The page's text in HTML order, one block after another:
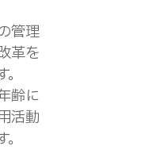
管理
革を
齢に
活動